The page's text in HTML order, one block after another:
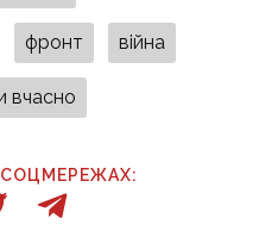
фронт війна
вчасно